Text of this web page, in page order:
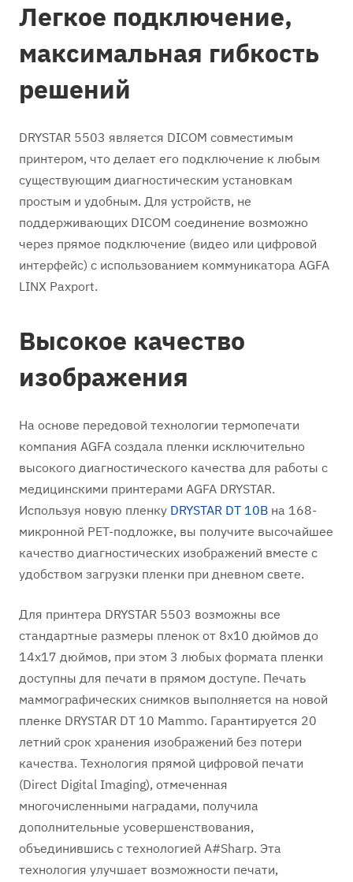
Легкое подключение,
максимальная гибкость
решений
DRYSTAR 5503 является DICOM совместимым
принтером, что делает его подключение к любым
существующим диагностическим установкам
простым и удобным. Для устройств, не
поддерживающих DICOM соединение возможно
через прямое подключение (видео или цифровой
интерфейс) с использованием коммуникатора AGFA
LINX Paxport.
Высокое качество
изображения
На основе передовой технологии термопечати
компания AGFA создала пленки исключительно
высокого диагностического качества для работы с
медицинскими принтерами AGFA DRYSTAR.
Используя новую пленку DRYSTAR DT 10В на 168-
микронной РЕТ-подложке, вы получите высочайшее
качество диагностических изображений вместе с
удобством загрузки пленки при дневном свете.
Для принтера DRYSTAR 5503 возможны все
стандартные размеры пленок от 8x10 дюймов до
14x17 дюймов, при этом 3 любых формата пленки
доступны для печати в прямом доступе. Печать
маммографических снимков выполняется на новой
пленке DRYSTAR DT 10 Mammo. Гарантируется 20
летний срок хранения изображений без потери
качества. Технология прямой цифровой печати
(Direct Digital Imaging), отмеченная
многочисленными наградами, получила
дополнительные усовершенствования,
объединившись с технологией A#Sharp. Эта
технология улучшает возможности печати,